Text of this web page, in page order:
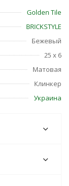
Golden Tile
BRICKSTYLE
Бежевый
25 x 6
Матовая
Клинкер
Украина